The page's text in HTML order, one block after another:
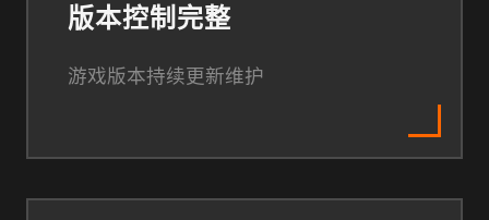
版本控制完整
游戏版本持续更新维护